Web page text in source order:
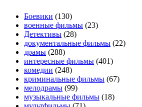
Боевики (130)
военные фильмы (23)
Детективы (28)
документальные фильмы (22)
драмы (288)
интересные фильмы (401)
комедии (248)
криминальные фильмы (67)
мелодрамы (99)
музыкальные фильмы (18)